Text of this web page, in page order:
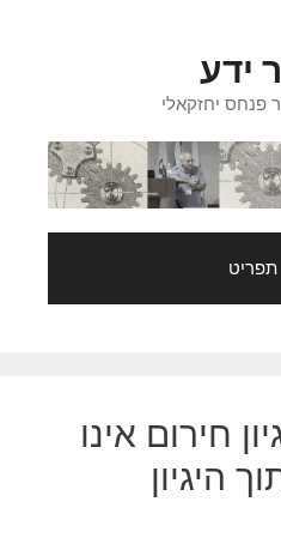
ידע
פנחס יחזקאלי
תפריט
חירום אינו
היגיון